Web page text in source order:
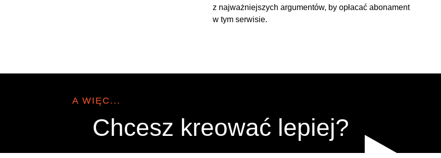
z najważniejszych argumentów, by opłacać abonament
w tym serwisie.
A WIĘC...
Chcesz kreować lepiej?